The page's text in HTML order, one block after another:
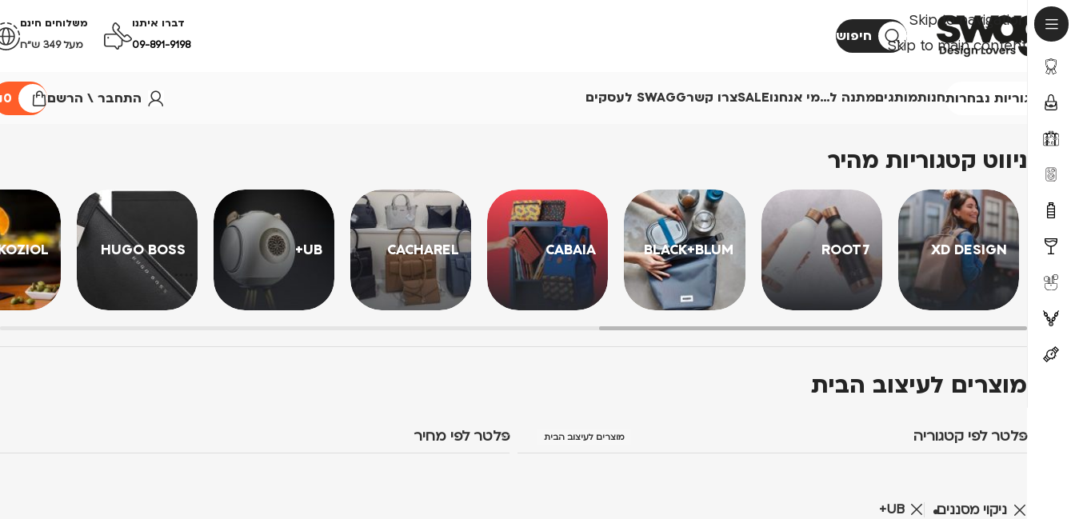
Skip to navigation
Skip to main content
חיפוש
דברו איתנו
09-891-9198
משלוחים חינם
מעל 349 ש״ח
קטגוריות נבחרותחנותמותגיםמתנה ל…מי אנחנוSALEצרו קשרSWAGG לעסקים התחבר \ הרשם 0
ניווט קטגוריות מהיר
XD DESIGN
ROOT7
BLACK+BLUM
CABAIA
CACHAREL
UB+
HUGO BOSS
מוצרים לעיצוב הבית
פלטר לפי קטגוריה מוצרים לעיצוב הבית פלטר לפי מחיר
ניקוי מסננים UB+